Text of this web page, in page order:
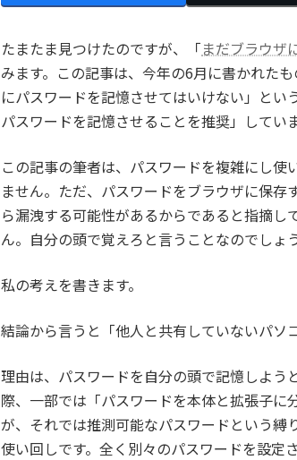
たまたま見つけたのですが、「まだブラウザ
みます。この記事は、今年の6月に書かれた
にパスワードを記憶させてはいけない」と
パスワードを記憶させることを推奨」してい
この記事の筆者は、パスワードを複雑にし
ません。ただ、パスワードをブラウザに保
ら漏洩する可能性があるからであると指摘
ん。自分の頭で覚えろと言うことなのでしょ
私の考えを書きます。
結論から言うと「他人と共有していないパソ
理由は、パスワードを自分の頭で記憶しよう
際、一部では「パスワードを本体と拡張子
が、それでは推測可能なパスワードという
使い回しです。全く別々のパスワードを設定